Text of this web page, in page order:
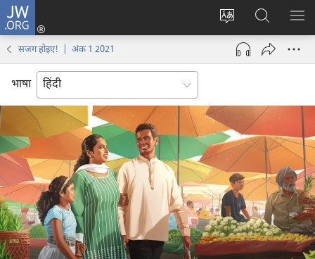
JW.ORG
वेबसाइट
की
भाषा
लॉग-
इन
(opens
JW.ORG
पर
खोजें
मैन्यू
सजग होइए‍! | अंक 1 2021
भाषा